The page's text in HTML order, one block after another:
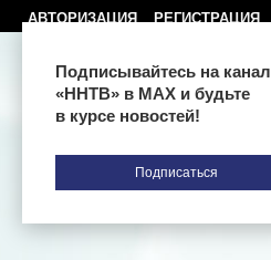
АВТОРИЗАЦИЯ РЕГИСТРАЦИЯ
Подписывайтесь на канал
«ННТВ» в МАХ и будьте
в курсе новостей!
Подписаться